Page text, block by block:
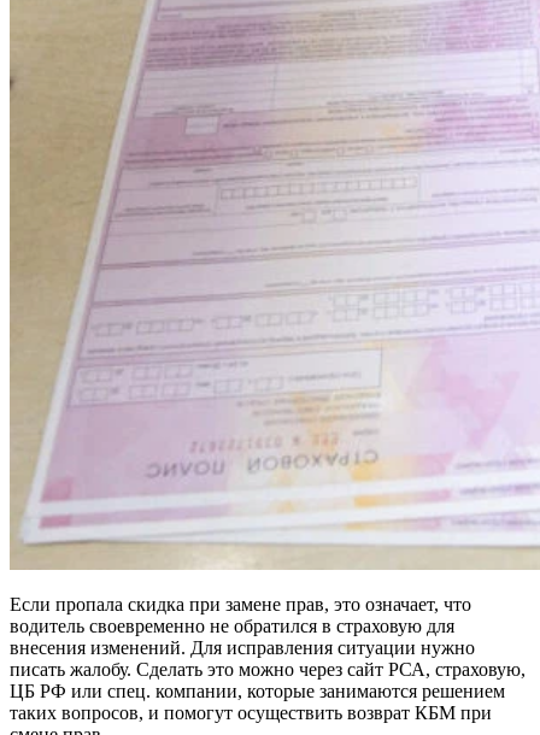
Если пропала скидка при замене прав, это означает, что
водитель своевременно не обратился в страховую для
внесения изменений. Для исправления ситуации нужно
писать жалобу. Сделать это можно через сайт РСА, страховую,
ЦБ РФ или спец. компании, которые занимаются решением
таких вопросов, и помогут осуществить возврат КБМ при